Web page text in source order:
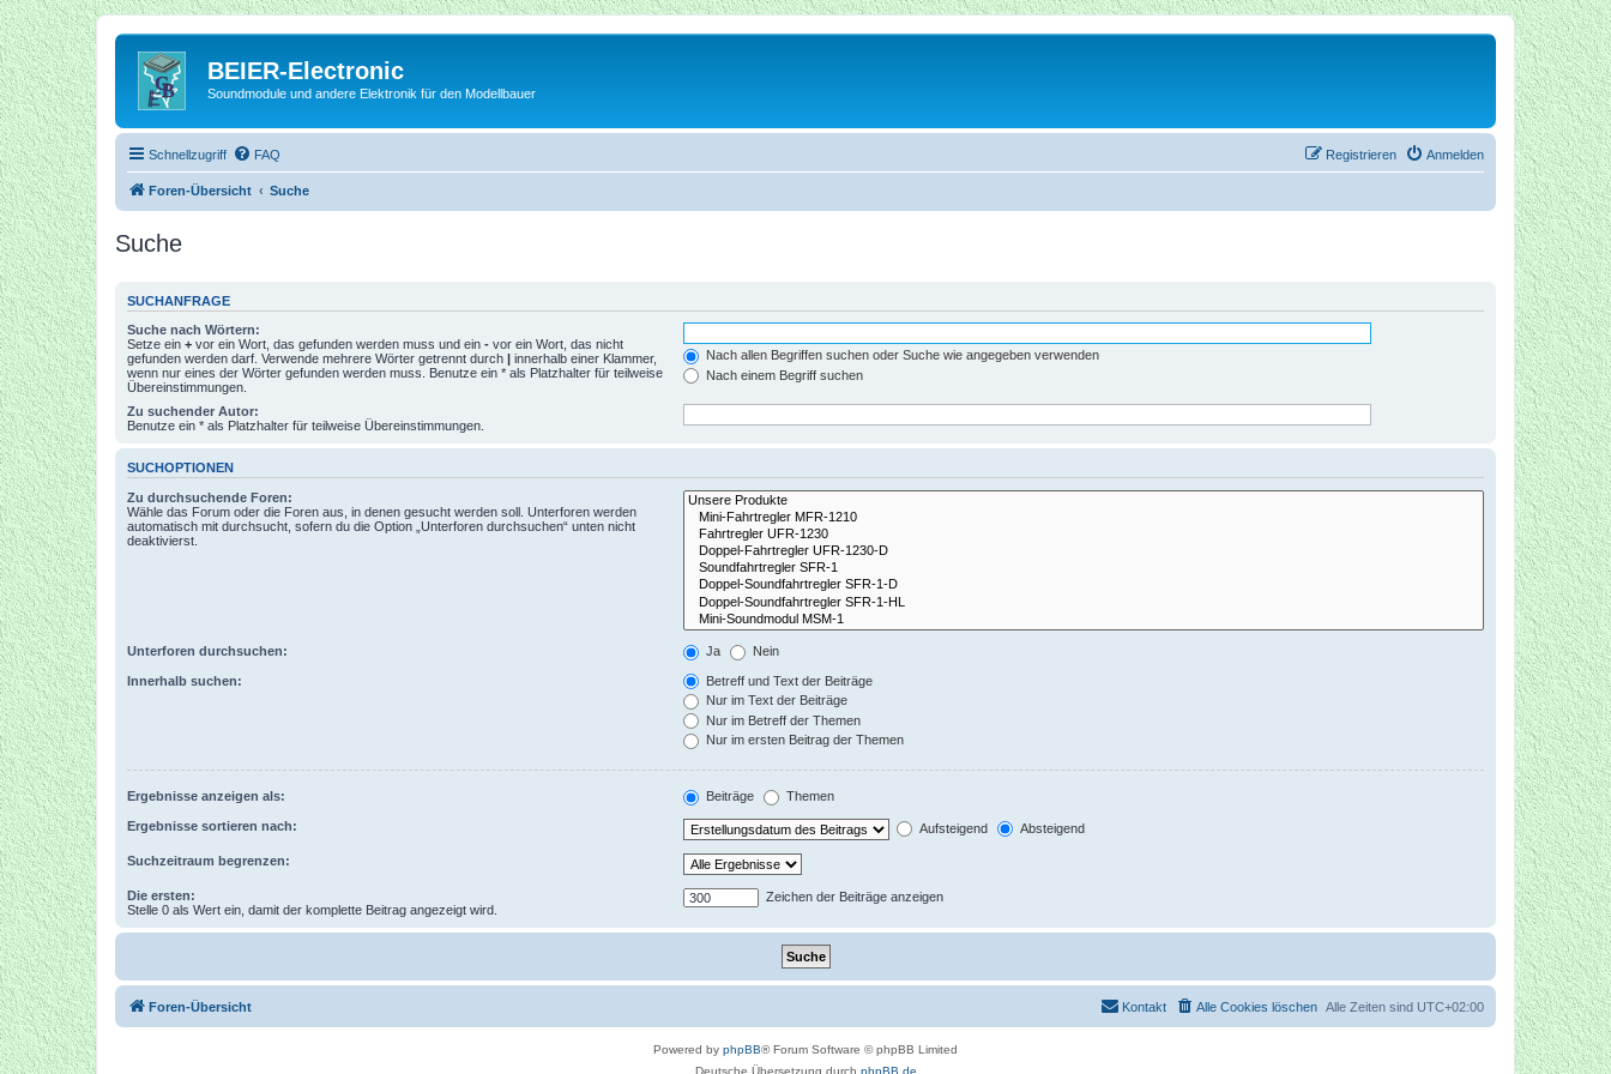
BEIER-Electronic
Soundmodule und andere Elektronik für den Modellbauer
Schnellzugriff FAQ Anmelden
Registrieren
Foren-Übersicht Suche
Suche
SUCHANFRAGE
Suche nach Wörtern:
Setze ein + vor ein Wort, das gefunden werden muss und ein - vor ein Wort, das nicht
gefunden werden darf. Verwende mehrere Wörter getrennt durch | innerhalb einer Klammer,
wenn nur eines der Wörter gefunden werden muss. Benutze ein * als Platzhalter für teilweise
Übereinstimmungen.
Nach allen Begriffen suchen oder Suche wie angegeben verwenden
Nach einem Begriff suchen
Zu suchender Autor:
Benutze ein * als Platzhalter für teilweise Übereinstimmungen.
SUCHOPTIONEN
Zu durchsuchende Foren:
Wähle das Forum oder die Foren aus, in denen gesucht werden soll. Unterforen werden
automatisch mit durchsucht, sofern du die Option „Unterforen durchsuchen“ unten nicht
deaktivierst.
Unterforen durchsuchen: Ja Nein
Innerhalb suchen:
Betreff und Text der Beiträge
Nur im Text der Beiträge
Nur im Betreff der Themen
Nur im ersten Beitrag der Themen
Ergebnisse anzeigen als: Beiträge Themen
Ergebnisse sortieren nach: Aufsteigend Absteigend
Suchzeitraum begrenzen:
Die ersten:
Stelle 0 als Wert ein, damit der komplette Beitrag angezeigt wird.
Zeichen der Beiträge anzeigen
Foren-Übersicht Alle Zeiten sind UTC+02:00
Alle Cookies löschen
Kontakt
Powered by phpBB® Forum Software © phpBB Limited
Deutsche Übersetzung durch phpBB.de